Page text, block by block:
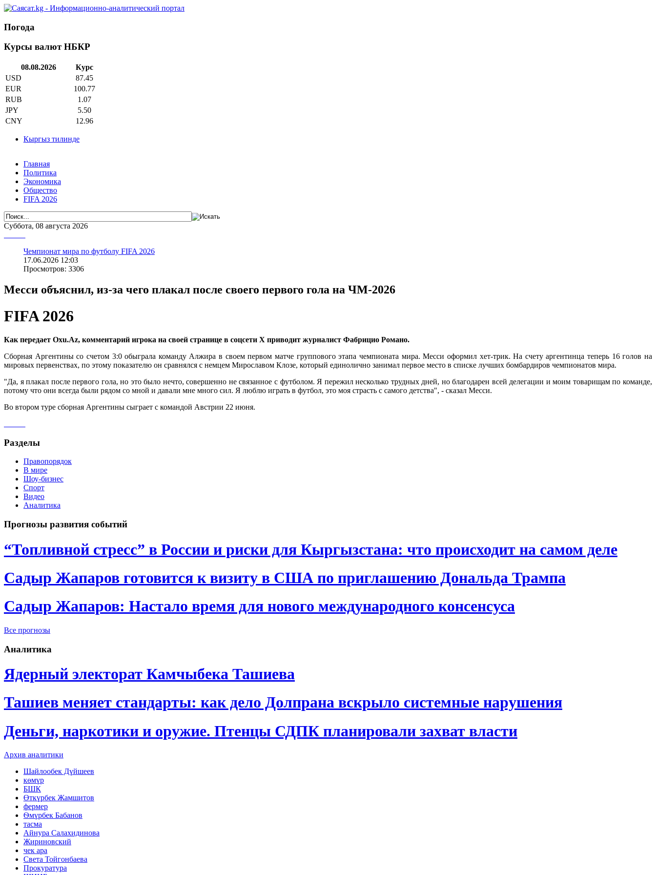
Погода
Курсы валют НБКР
08.08.2026
Курс
USD
87.45
EUR
100.77
RUB
1.07
JPY
5.50
CNY
12.96
Кыргыз тилинде
Главная
Политика
Экономика
Общество
FIFA 2026
Суббота, 08 августа 2026
Чемпионат мира по футболу FIFA 2026
17.06.2026 12:03
Просмотров: 3306
Месси объяснил, из-за чего плакал после своего первого гола на ЧМ-2026
FIFA 2026
Как передает Oxu.Az, комментарий игрока на своей странице в соцсети X приводит журналист Фабрицио Романо.
Сборная Аргентины со счетом 3:0 обыграла команду Алжира в своем первом матче группового этапа чемпионата мира. Месси оформил хет-трик. На счету аргентинца теперь 16 голов на
мировых первенствах, по этому показателю он сравнялся с немцем Мирославом Клозе, который единолично занимал первое место в списке лучших бомбардиров чемпионатов мира.
"Да, я плакал после первого гола, но это было нечто, совершенно не связанное с футболом. Я пережил несколько трудных дней, но благодарен всей делегации и моим товарищам по команде,
потому что они всегда были рядом со мной и давали мне много сил. Я люблю играть в футбол, это моя страсть с самого детства", - сказал Месси.
Во втором туре сборная Аргентины сыграет с командой Австрии 22 июня.
Разделы
Правопорядок
В мире
Шоу-бизнес
Спорт
Видео
Аналитика
Прогнозы развития событий
“Топливной стресс” в России и риски для Кыргызстана: что происходит на самом деле
Садыр Жапаров готовится к визиту в США по приглашению Дональда Трампа
Садыр Жапаров: Настало время для нового международного консенсуса
Все прогнозы
Аналитика
Ядерный электорат Камчыбека Ташиева
Ташиев меняет стандарты: как дело Долпрана вскрыло системные нарушения
Деньги, наркотики и оружие. Птенцы СДПК планировали захват власти
Архив аналитики
Шайлообек Дүйшеев
көмүр
БШК
Өткүрбек Жамшитов
фермер
Ѳмүрбек Бабанов
тасма
Айнура Салахидинова
Жириновский
чек ара
Света Тойгонбаева
Прокуратура